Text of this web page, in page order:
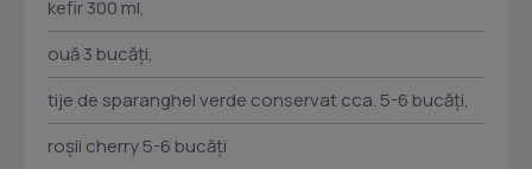
kefir 300 ml,
ouă 3 bucăți,
tije de sparanghel verde conservat cca. 5-6 bucăți,
roșii cherry 5-6 bucăți